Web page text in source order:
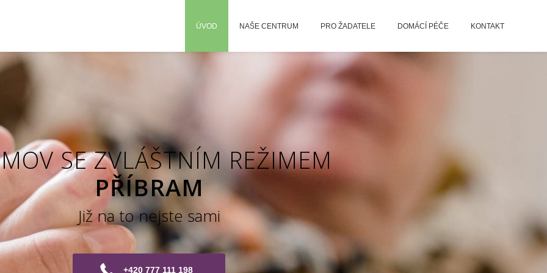
ÚVOD NAŠE CENTRUM PRO ŽADATELE DOMÁCÍ PÉČE KONTAKT
SE ZVLÁŠTNÍM REŽIMEM
PŘÍBRAM
Již na to nejste sami
+420 777 111 198